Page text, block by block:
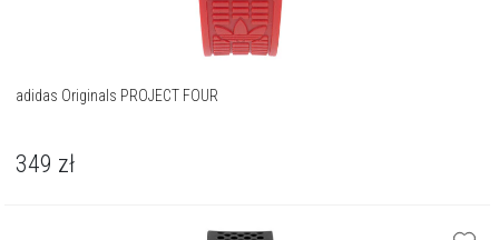
adidas Originals PROJECT FOUR
349 zł